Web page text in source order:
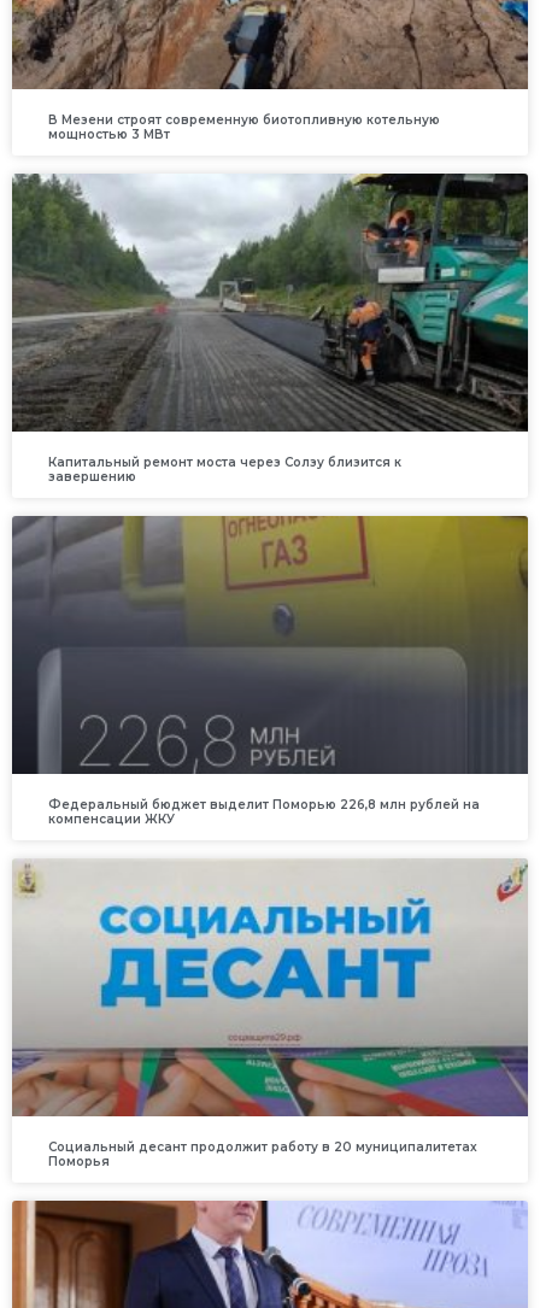
В Мезени строят современную биотопливную котельную
мощностью 3 МВт
Капитальный ремонт моста через Солзу близится к
завершению
Федеральный бюджет выделит Поморью 226,8 млн рублей на
компенсации ЖКУ
Социальный десант продолжит работу в 20 муниципалитетах
Поморья